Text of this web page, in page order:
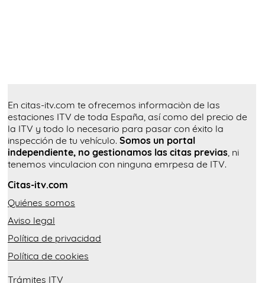
En citas-itv.com te ofrecemos informaciòn de las
estaciones ITV de toda España, así como del precio de
la ITV y todo lo necesario para pasar con éxito la
inspección de tu vehículo. Somos un portal
independiente, no gestionamos las citas previas , ni
tenemos vinculacion con ninguna emrpesa de ITV.
Citas-itv.com
Quiénes somos
Aviso legal
Política de privacidad
Política de cookies
Trámites ITV